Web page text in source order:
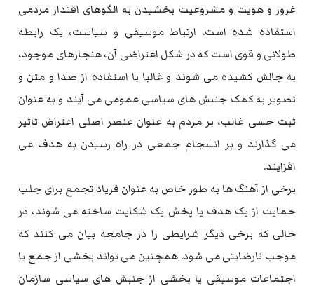
غرور و هویت و مشروعیت بخشیدن به الگوهای اقتدار مردمی
استفاده شده است. ارتباط موسیقی و سیاست، یک رابطه
طولانی و قوی است که در شکل اعتراضی آن، هنجارهای موجود،
به چالش کشیده می شوند و غالبا با استفاده از صدا و متن و
تصویر به کمک جنبش های سیاسی عمومی می آیند و به عنوان
ثبت حسی غالب، بر مردم به عنوان عنصر اصلی اعتراض تاثیر
می گذارند و بر انسجام جمعی در راه رسیدن به هدف می
افزایند.
برخی از آهنگ ها به طور خاص به عنوان فریاد تجمع برای جلب
حمایت از یک هدف یا پخش یک شکایت ساخته می شوند، در
حالی که برخی دیگر شرایطی را در جامعه بیان می کنند که
موجب نارضایتی می شود. همچنین می تواند بخشی از جمع یا
اجتماعات موسیقی یا بخشی از جنبش های سیاسی سازمان